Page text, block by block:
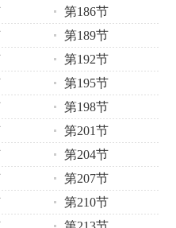
第186节
第189节
第192节
第195节
第198节
第201节
第204节
第207节
第210节